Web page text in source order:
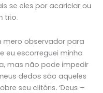
se eles por acariciar ou
trio.
mero observador para
eu escorreguei minha
mas não pode impedir
dedos são aqueles
seu clitóris. ‘Deus –